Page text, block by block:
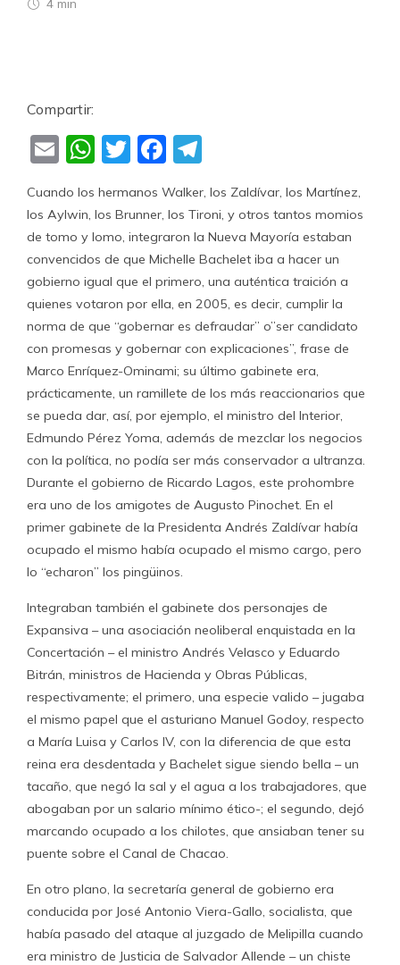
4 min
Compartir:
EmailWhatsApp
TwitterFacebook
Cuando los hermanos Walker, los Zaldívar, los Martínez,
los Aylwin, los Brunner, los Tironi, y otros tantos momios
de tomo y lomo, integraron la Nueva Mayoría estaban
convencidos de que Michelle Bachelet iba a hacer un
gobierno igual que el primero, una auténtica traición a
quienes votaron por ella, en 2005, es decir, cumplir la
norma de que “gobernar es defraudar” o”ser candidato
con promesas y gobernar con explicaciones”, frase de
Marco Enríquez-Ominami; su último gabinete era,
prácticamente, un ramillete de los más reaccionarios que
se pueda dar, así, por ejemplo, el ministro del Interior,
Edmundo Pérez Yoma, además de mezclar los negocios
con la política, no podía ser más conservador a ultranza.
Durante el gobierno de Ricardo Lagos, este prohombre
era uno de los amigotes de Augusto Pinochet. En el
primer gabinete de la Presidenta Andrés Zaldívar había
ocupado el mismo había ocupado el mismo cargo, pero
lo “echaron” los pingüinos.
Integraban también el gabinete dos personajes de
Expansiva – una asociación neoliberal enquistada en la
Concertación – el ministro Andrés Velasco y Eduardo
Bitrán, ministros de Hacienda y Obras Públicas,
respectivamente; el primero, una especie valido – jugaba
el mismo papel que el asturiano Manuel Godoy, respecto
a María Luisa y Carlos IV, con la diferencia de que esta
reina era desdentada y Bachelet sigue siendo bella – un
tacaño, que negó la sal y el agua a los trabajadores, que
abogaban por un salario mínimo ético-; el segundo, dejó
marcando ocupado a los chilotes, que ansiaban tener su
puente sobre el Canal de Chacao.
En otro plano, la secretaría general de gobierno era
conducida por José Antonio Viera-Gallo, socialista, que
había pasado del ataque al juzgado de Melipilla cuando
era ministro de Justicia de Salvador Allende – un chiste